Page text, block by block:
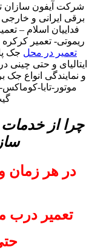
شرکت آیفون سازان
برقی ایرانی و
فداییان اسلام –
ریموتی- تعمیر
تعمیر در محل جک
ایتالیای و حتی چینی
و نمایندگی انواع جک
موتور-تابا-
چرا از
در هر زمان
تعمیر درب